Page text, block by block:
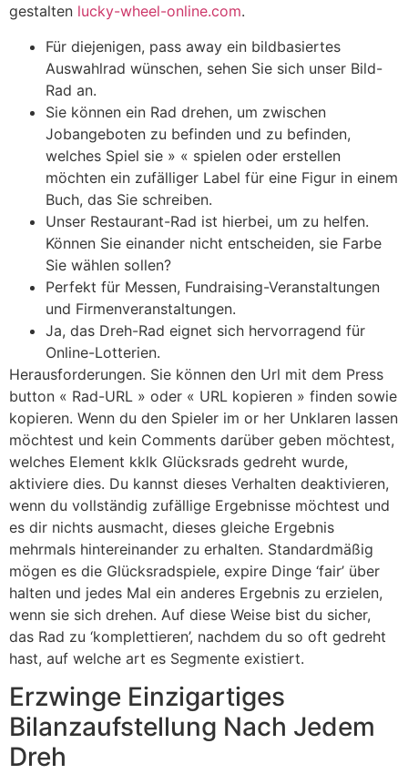
gestalten lucky-wheel-online.com.
Für diejenigen, pass away ein bildbasiertes
Auswahlrad wünschen, sehen Sie sich unser Bild-
Rad an.
Sie können ein Rad drehen, um zwischen
Jobangeboten zu befinden und zu befinden,
welches Spiel sie » « spielen oder erstellen
möchten ein zufälliger Label für eine Figur in einem
Buch, das Sie schreiben.
Unser Restaurant-Rad ist hierbei, um zu helfen.
Können Sie einander nicht entscheiden, sie Farbe
Sie wählen sollen?
Perfekt für Messen, Fundraising-Veranstaltungen
und Firmenveranstaltungen.
Ja, das Dreh-Rad eignet sich hervorragend für
Online-Lotterien.
Herausforderungen. Sie können den Url mit dem Press
button « Rad-URL » oder « URL kopieren » finden sowie
kopieren. Wenn du den Spieler im or her Unklaren lassen
möchtest und kein Comments darüber geben möchtest,
welches Element kklk Glücksrads gedreht wurde,
aktiviere dies. Du kannst dieses Verhalten deaktivieren,
wenn du vollständig zufällige Ergebnisse möchtest und
es dir nichts ausmacht, dieses gleiche Ergebnis
mehrmals hintereinander zu erhalten. Standardmäßig
mögen es die Glücksradspiele, expire Dinge ‘fair’ über
halten und jedes Mal ein anderes Ergebnis zu erzielen,
wenn sie sich drehen. Auf diese Weise bist du sicher,
das Rad zu ‘komplettieren’, nachdem du so oft gedreht
hast, auf welche art es Segmente existiert.
Erzwinge Einzigartiges
Bilanzaufstellung Nach Jedem
Dreh